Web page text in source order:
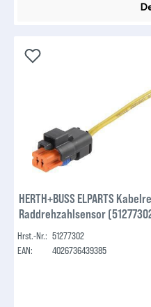
HERTH+BUSS ELPARTS
Raddrehzahlsensor
Hrst.-Nr.: 51277302
EAN:
4026736439385